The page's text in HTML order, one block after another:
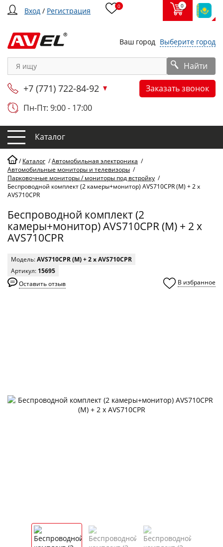
Вход / Регистрация 0 0
Ваш город Выберите город
Найти
+7 (771) 722-84-92
Заказать звонок
Пн-Пт: 9:00 - 17:00
Каталог
/Каталог /Автомобильная электроника /
Автомобильные мониторы и телевизоры /
Парковочные мониторы / мониторы под встройку /
Беспроводной комплект (2 камеры+монитор) AVS710CPR (M) + 2 x
AVS710CPR
Беспроводной комплект (2
камеры+монитор) AVS710CPR (M) + 2 x
AVS710CPR
Модель:AVS710CPR (M) + 2 x AVS710CPR
Артикул: 15695
Оставить отзыв
0 В избранное